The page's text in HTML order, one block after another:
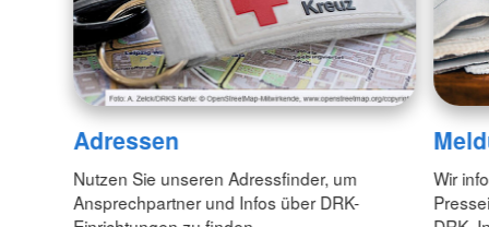
Adressen
Nutzen Sie unseren Adressfinder, um
Ansprechpartner und Infos über DRK-
Wir